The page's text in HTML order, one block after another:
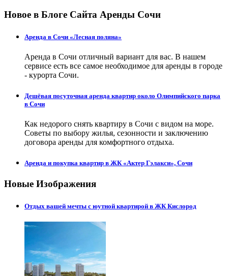
Новое в Блоге Сайта Аренды Сочи
Аренда в Сочи «Лесная поляна»
Аренда в Сочи отличный вариант для вас. В нашем
сервисе есть все самое необходимое для аренды в городе
- курорта Сочи.
Дешёвая посуточная аренда квартир около Олимпийского парка
в Сочи
Как недорого снять квартиру в Сочи с видом на море.
Советы по выбору жилья, сезонности и заключению
договора аренды для комфортного отдыха.
Аренда и покупка квартир в ЖК «Актер Гэлакси», Сочи
Новые Изображения
Отдых вашей мечты с юутной квартирой в ЖК Кислород